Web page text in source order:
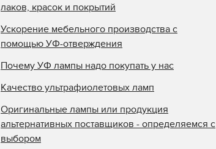
лаков, красок и покрытий
Ускорение мебельного производства с
помощью УФ-отверждения
Почему УФ лампы надо покупать у нас
Качество ультрафиолетовых ламп
Оригинальные лампы или продукция
альтернативных поставщиков - определяемся с
выбором